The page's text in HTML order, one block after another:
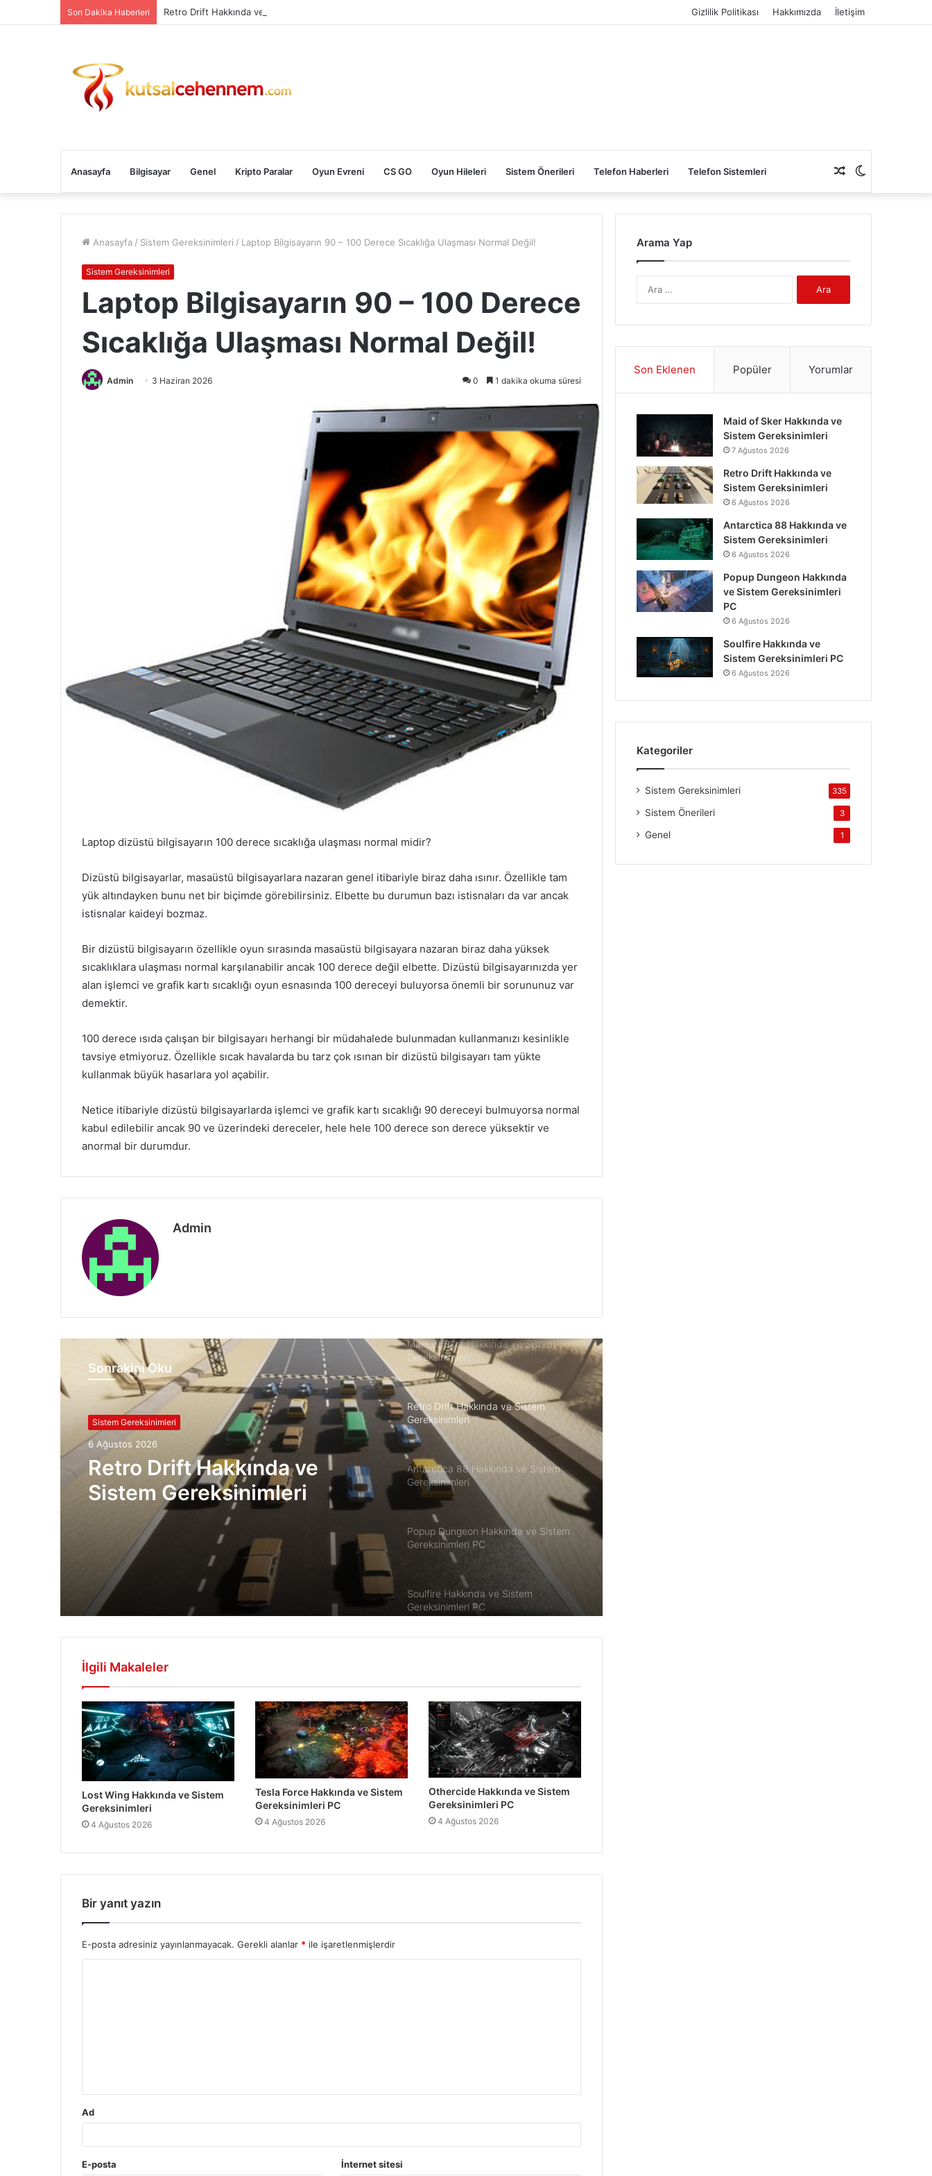
Son Dakika Haberleri Retro Drift Hakkında ve Sistem Gereksinimleri Gizlilik Politikası Hakkımızda İletişim
Anasayfa Bilgisayar Genel Kripto Paralar Oyun Evreni CS GO Oyun Hileleri Sistem Önerileri Telefon Haberleri Telefon Sistemleri
görünümü
Rastgele
Makale
Anasayfa / Sistem Gereksinimleri / Laptop Bilgisayarın 90 – 100 Derece Sıcaklığa Ulaşması Normal Değil!
Sistem Gereksinimleri
Laptop Bilgisayarın 90 – 100 Derece
Sıcaklığa Ulaşması Normal Değil!
Admin 3 Haziran 2026 0 1 dakika okuma süresi
Laptop dizüstü bilgisayarın 100 derece sıcaklığa ulaşması normal midir?
Dizüstü bilgisayarlar, masaüstü bilgisayarlara nazaran genel itibariyle biraz daha ısınır. Özellikle tam
yük altındayken bunu net bir biçimde görebilirsiniz. Elbette bu durumun bazı istisnaları da var ancak
istisnalar kaideyi bozmaz.
Bir dizüstü bilgisayarın özellikle oyun sırasında masaüstü bilgisayara nazaran biraz daha yüksek
sıcaklıklara ulaşması normal karşılanabilir ancak 100 derece değil elbette. Dizüstü bilgisayarınızda yer
alan işlemci ve grafik kartı sıcaklığı oyun esnasında 100 dereceyi buluyorsa önemli bir sorununuz var
demektir.
100 derece ısıda çalışan bir bilgisayarı herhangi bir müdahalede bulunmadan kullanmanızı kesinlikle
tavsiye etmiyoruz. Özellikle sıcak havalarda bu tarz çok ısınan bir dizüstü bilgisayarı tam yükte
kullanmak büyük hasarlara yol açabilir.
Netice itibariyle dizüstü bilgisayarlarda işlemci ve grafik kartı sıcaklığı 90 dereceyi bulmuyorsa normal
kabul edilebilir ancak 90 ve üzerindeki dereceler, hele hele 100 derece son derece yüksektir ve
anormal bir durumdur.
Admin
Sonrakini Oku
Sistem Gereksinimleri
6 Ağustos 2026
Retro Drift Hakkında ve
Sistem Gereksinimleri
Wotheguel Hakkında ve Sistem
Fall Guys Sistem Gereksinimleri PC
Maid of Sker Hakkında ve Sistem
Gereksinimleri
Retro Drift Hakkında ve Sistem
Gereksinimleri
Antarctica 88 Hakkında ve Sistem
Gereksinimleri
Popup Dungeon Hakkında ve Sistem
Gereksinimleri PC
Soulfire Hakkında ve Sistem
Gereksinimleri PC
Fall Guys Sistem Gereksinimleri PC
SnowFighters Hakkında ve Sistem
Gereksinimleri
Dual Gear Hakkında ve Sistem
İlgili Makaleler
Lost Wing Hakkında ve Sistem
Gereksinimleri
4 Ağustos 2026
Tesla Force Hakkında ve Sistem
Gereksinimleri PC
4 Ağustos 2026
Othercide Hakkında ve Sistem
Gereksinimleri PC
4 Ağustos 2026
Bir yanıt yazın
E-posta adresiniz yayınlanmayacak. Gerekli alanlar * ile işaretlenmişlerdir
Ad
E-posta İnternet sitesi
Arama Yap
Son Eklenen Popüler Yorumlar
Maid of Sker Hakkında ve
Sistem Gereksinimleri
7 Ağustos 2026
Retro Drift Hakkında ve
Sistem Gereksinimleri
6 Ağustos 2026
Antarctica 88 Hakkında ve
Sistem Gereksinimleri
6 Ağustos 2026
Popup Dungeon Hakkında
ve Sistem Gereksinimleri
PC
6 Ağustos 2026
Soulfire Hakkında ve
Sistem Gereksinimleri PC
6 Ağustos 2026
Kategoriler
Sistem Gereksinimleri 335
Sistem Önerileri 3
Genel 1